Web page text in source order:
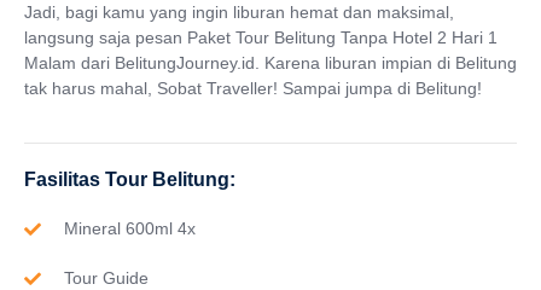
Jadi, bagi kamu yang ingin liburan hemat dan maksimal,
langsung saja pesan Paket Tour Belitung Tanpa Hotel 2 Hari 1
Malam dari BelitungJourney.id. Karena liburan impian di Belitung
tak harus mahal, Sobat Traveller! Sampai jumpa di Belitung!
Fasilitas Tour Belitung:
Mineral 600ml 4x
Tour Guide